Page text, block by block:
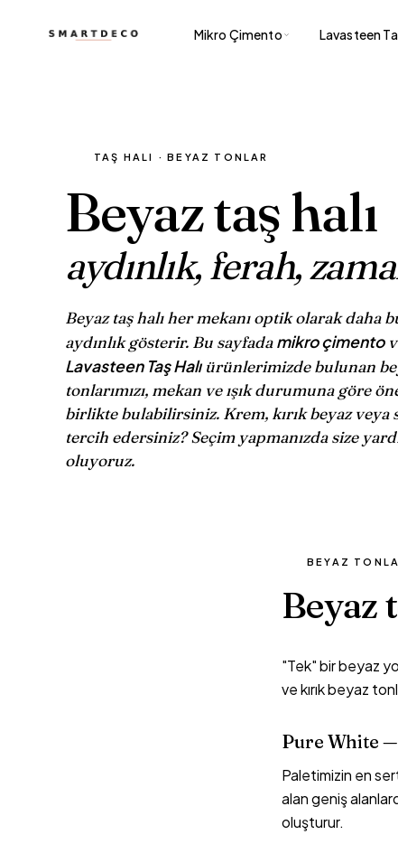
Mikro Çimento Lavasteen
TAŞ HALI · BEYAZ TONLAR
Beyaz taş halı
aydınlık, ferah,
Beyaz taş halı her mekanı optik olarak daha
aydınlık gösterir. Bu sayfadamikro çimento
Lavasteen Taş Halıürünlerimizde bulunan
tonlarımızı, mekan ve ışık durumuna göre
birlikte bulabilirsiniz. Krem, kırık beyaz veya
tercih edersiniz? Seçim yapmanızda size
oluyoruz.
BEYAZ
Beyaz
"Tek" bir beyaz
ve kırık beyaz
Pure White
Paletimizin en
alan geniş
oluşturur.